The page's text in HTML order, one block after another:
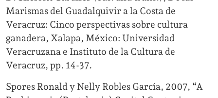
Marismas del Guadalquivir a la Costa de
Veracruz: Cinco perspectivas sobre cultura
ganadera, Xalapa, México: Universidad
Veracruzana e Instituto de la Cultura de
Veracruz, pp. 14-37.
Spores Ronald y Nelly Robles García, 2007, “A